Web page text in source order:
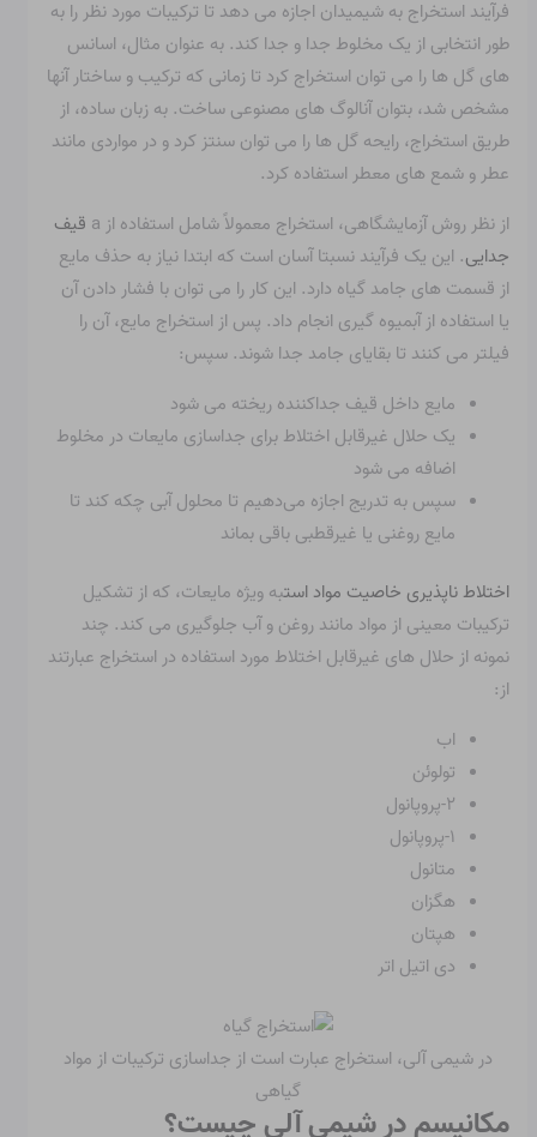
فرآیند استخراج به شیمیدان اجازه می دهد تا ترکیبات مورد نظر را به
طور انتخابی از یک مخلوط جدا و جدا کند. به عنوان مثال، اسانس
های گل ها را می توان استخراج کرد تا زمانی که ترکیب و ساختار آنها
مشخص شد، بتوان آنالوگ های مصنوعی ساخت. به زبان ساده، از
طریق استخراج، رایحه گل ها را می توان سنتز کرد و در مواردی مانند
عطر و شمع های معطر استفاده کرد.
از نظر روش آزمایشگاهی، استخراج معمولاً شامل استفاده از a
قیف
جدایی. این یک فرآیند نسبتا آسان است که ابتدا نیاز به حذف مایع
از قسمت های جامد گیاه دارد. این کار را می توان با فشار دادن آن
یا استفاده از آبمیوه گیری انجام داد. پس از استخراج مایع، آن را
فیلتر می کنند تا بقایای جامد جدا شوند. سپس:
مایع داخل قیف جداکننده ریخته می شود
یک حلال غیرقابل اختلاط برای جداسازی مایعات در مخلوط
اضافه می شود
سپس به تدریج اجازه می‌دهیم تا محلول آبی چکه کند تا
مایع روغنی یا غیرقطبی باقی بماند
اختلاط ناپذیری خاصیت مواد استبه ویژه مایعات، که از تشکیل
ترکیبات معینی از مواد مانند روغن و آب جلوگیری می کند. چند
نمونه از حلال های غیرقابل اختلاط مورد استفاده در استخراج عبارتند
از:
اب
تولوئن
۲-پروپانول
۱-پروپانول
متانول
هگزان
هپتان
دی اتیل اتر
در شیمی آلی، استخراج عبارت است از جداسازی ترکیبات از مواد
گیاهی
مکانیسم در شیمی آلی چیست؟